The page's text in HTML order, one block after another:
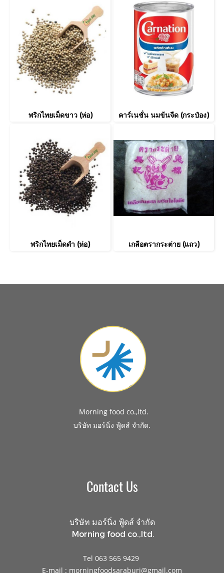
พริกไทยเม็ดขาว (ห่อ) คาร์เนชั่น นมข้นจืด (กระป๋อง)
พริกไทยเม็ดดำ (ห่อ) เกลือตรากระต่าย (แถว)
Morning food co.,ltd.
บริษัท มอร์นิ่ง ฟู้ดส์ จำกัด.
Contact Us
บริษัท มอร์นิ่ง ฟู้ดส์ จำกัด
Morning food co.,ltd.
Tel 063 565 9429
E-mail : morningfoodsaraburi@gmail.com